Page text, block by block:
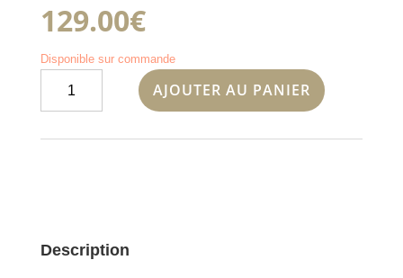
129.00€
Disponible sur commande
ARABESQ
AJOUTER AU PANIER
Description